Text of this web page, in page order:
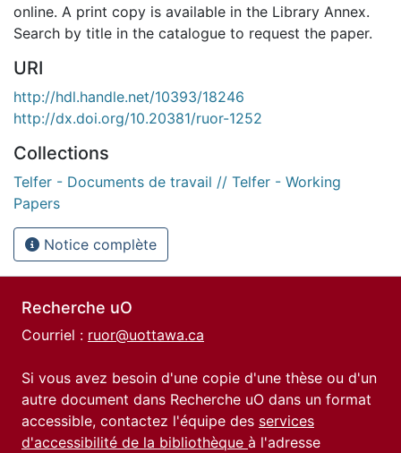
online. A print copy is available in the Library Annex.
Search by title in the catalogue to request the paper.
URI
http://hdl.handle.net/10393/18246
http://dx.doi.org/10.20381/ruor-1252
Collections
Telfer - Documents de travail // Telfer - Working
Papers
Notice complète
Recherche uO
Courriel : ruor@uottawa.ca
Si vous avez besoin d'une copie d'une thèse ou d'un
autre document dans Recherche uO dans un format
accessible, contactez l'équipe des services
d'accessibilité de la bibliothèque à l'adresse